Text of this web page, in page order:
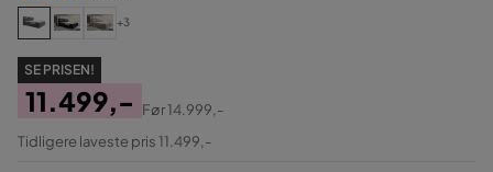
+3
SE PRISEN!
Pris
11.499,-
Original
Før14.999,-
Tidligere laveste pris 11.499,-